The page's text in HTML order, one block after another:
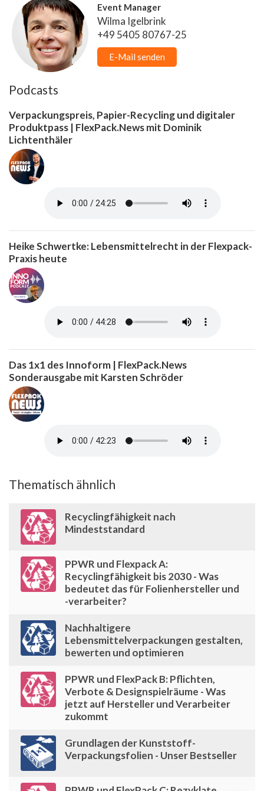
Event Manager
Wilma Igelbrink
+49 5405 80767-25
E-Mail senden
Podcasts
Verpackungspreis, Papier-Recycling und digitaler
Produktpass | FlexPack.News mit Dominik
Lichtenthäler
Heike Schwertke: Lebensmittelrecht in der Flexpack-
Praxis heute
Das 1x1 des Innoform | FlexPack.News
Sonderausgabe mit Karsten Schröder
Thematisch ähnlich
Recyclingfähigkeit nach
Mindeststandard
PPWR und Flexpack A:
Recyclingfähigkeit bis 2030 - Was
bedeutet das für Folienhersteller und
-verarbeiter?
Nachhaltigere
Lebensmittelverpackungen gestalten,
bewerten und optimieren
PPWR und FlexPack B: Pflichten,
Verbote & Designspielräume - Was
jetzt auf Hersteller und Verarbeiter
zukommt
Grundlagen der Kunststoff-
Verpackungsfolien - Unser Bestseller